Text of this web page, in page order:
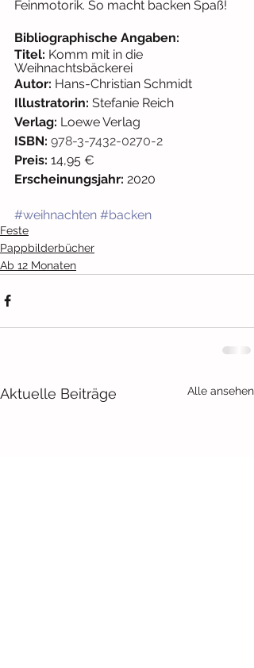
Feinmotorik. So macht backen Spaß!
Bibliographische Angaben:
Titel: Komm mit in die
Weihnachtsbäckerei
Autor: Hans-Christian Schmidt
Illustratorin: Stefanie Reich
Verlag: Loewe Verlag
ISBN: 978-3-7432-0270-2
Preis: 14,95 €
Erscheinungsjahr: 2020
#weihnachten #backen
Feste
Pappbilderbücher
Ab 12 Monaten
Aktuelle Beiträge Alle ansehen